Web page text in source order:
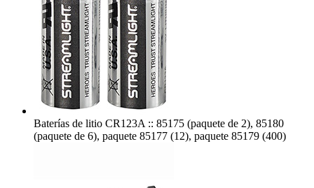
Baterías de litio CR123A :: 85175 (paquete de 2), 85180
(paquete de 6), paquete 85177 (12), paquete 85179 (400)